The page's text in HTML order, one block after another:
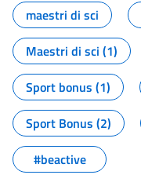
maestri di sci
Maestri di sci (1)
Sport bonus (1)
Sport Bonus (2)
#beactive